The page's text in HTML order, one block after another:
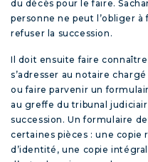
du décès pour le faire.
personne ne peut l’obliger à
refuser la succession.
Il doit ensuite faire
s’adresser au notaire
ou faire parvenir un
au greffe du tribunal
succession. Un formulaire
certaines pièces : une copie
d’identité, une copie